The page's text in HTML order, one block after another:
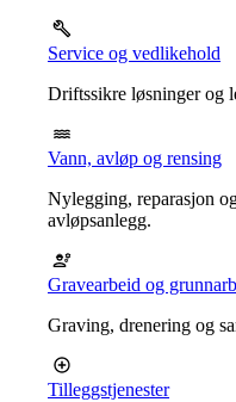
Service og vedlikehold
Driftssikre løsninger og
Vann, avløp og rensing
Nylegging, reparasjon
avløpsanlegg.
Gravearbeid og
Graving, drenering og
Tilleggstjenester